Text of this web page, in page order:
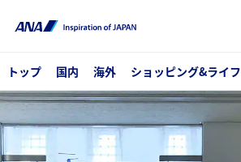
トップ 国内 海外 ショッピング&ライフ